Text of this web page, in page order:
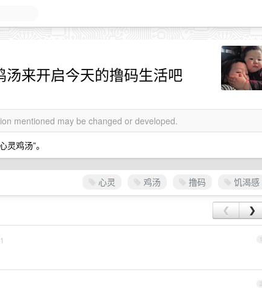
来开启今天的撸码生活吧
mentioned may be changed or developed.
鸡汤”。
心灵 鸡汤 撸码 饥渴感
❮ ❯
1
1
2